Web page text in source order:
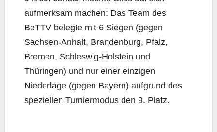
aufmerksam machen: Das Team des
BeTTV belegte mit 6 Siegen (gegen
Sachsen-Anhalt, Brandenburg, Pfalz,
Bremen, Schleswig-Holstein und
Thüringen) und nur einer einzigen
Niederlage (gegen Bayern) aufgrund des
speziellen Turniermodus den 9. Platz.